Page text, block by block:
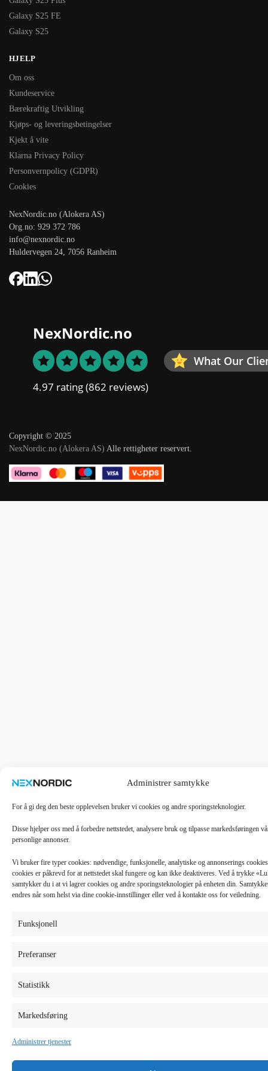
Administrer samtykke
For å gi deg den beste opplevelsen bruker vi cookies og andre sporingsteknologier.
Disse hjelper oss med å forbedre nettstedet, analysere bruk og tilpasse markedsføringen
personlige annonser.
Vi bruker fire typer cookies: nødvendige, funksjonelle, analytiske og annonserings
cookies er påkrevd for at nettstedet skal fungere og kan ikke deaktiveres. Ved å trykke
samtykker du i at vi lagrer cookies og andre sporingsteknologier på enheten din.
endres når som helst via dine cookie-innstillinger eller ved å kontakte oss for veiledning.
Funksjonell
Preferanser
Statistikk
Markedsføring
Administrer tjenester
Galaxy S25 FE
Galaxy S25
HJELP
Om oss
Kundeservice
Bærekraftig Utvikling
Kjøps- og leveringsbetingelser
Kjekt å vite
Klarna Privacy Policy
Personvernpolicy (GDPR)
Cookies
NexNordic.no (Alokera AS)
Org.no: 929 372 786
info@nexnordic.no
Huldervegen 24, 7056 Ranheim
NexNordic.no
What Our
4.97 rating(862 reviews)
Copyright © 2025
NexNordic.no (Alokera AS) Alle rettigheter reservert.